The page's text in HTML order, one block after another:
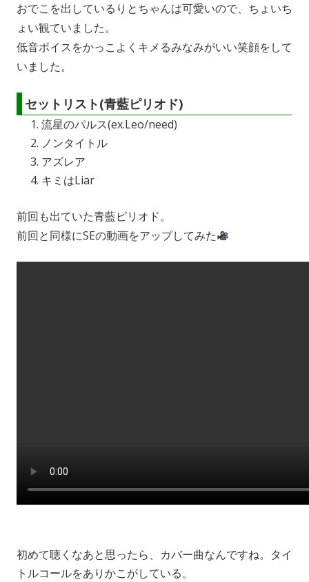
おでこを出しているりとちゃんは可愛いので、ちょいち
ょい観ていました。
低音ボイスをかっこよくキメるみなみがいい笑顔をして
いました。
セットリスト(青藍ピリオド)
流星のパルス(ex.Leo/need)
ノンタイトル
アズレア
キミはLiar
前回も出ていた青藍ピリオド。
前回と同様にSEの動画をアップしてみた
初めて聴くなあと思ったら、カバー曲なんですね。タイ
トルコールをありかこがしている。